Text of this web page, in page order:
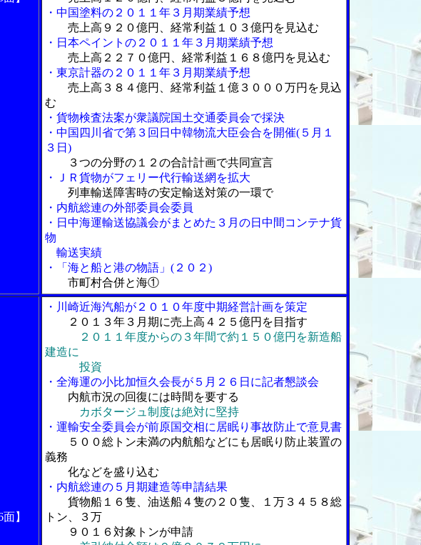
・中国塗料の２０１１年３月期業績予想
売上高９２０億円、経常利益１０３億円を見込む
・日本ペイントの２０１１年３月期業績予想
売上高２２７０億円、経常利益１６８億円を見込む
・東京計器の２０１１年３月期業績予想
売上高３８４億円、経常利益１億３０００万円を見込
む
・貨物検査法案が衆議院国土交通委員会で採決
・中国四川省で第３回日中韓物流大臣会合を開催(５月１
３日)
３つの分野の１２の合計計画で共同宣言
・ＪＲ貨物がフェリー代行輸送網を拡大
列車輸送障害時の安定輸送対策の一環で
・内航総連の外部委員会委員
・日中海運輸送協議会がまとめた３月の日中間コンテナ貨
物
輸送実績
・「海と船と港の物語」(２０２)
市町村合併と海①
】
・川崎近海汽船が２０１０年度中期経営計画を策定
２０１３年３月期に売上高４２５億円を目指す
２０１１年度からの３年間で約１５０億円を新造船
建造に
投資
・全海運の小比加恒久会長が５月２６日に記者懇談会
内航市況の回復には時間を要する
カボタージュ制度は絶対に堅持
・運輸安全委員会が前原国交相に居眠り事故防止で意見書
５００総トン未満の内航船などにも居眠り防止装置の
義務
化などを盛り込む
・内航総連の５月期建造等申請結果
貨物船１６隻、油送船４隻の２０隻、１万３４５８総
トン、３万
９０１６対象トンが申請